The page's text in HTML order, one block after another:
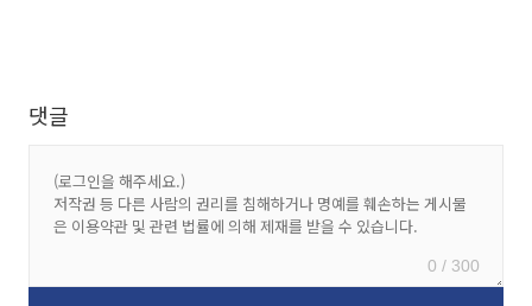
댓글
0 / 300